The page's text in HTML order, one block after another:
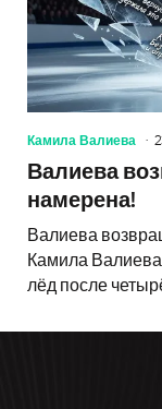
Камила Валиева
Валиева
намерена!
Валиева
Камила
лёд после